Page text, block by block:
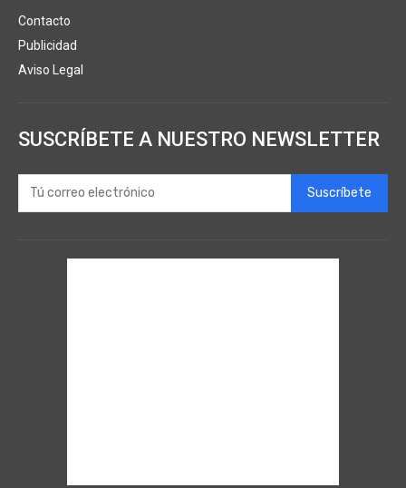
Contacto
Publicidad
Aviso Legal
SUSCRÍBETE A NUESTRO NEWSLETTER
Suscríbete